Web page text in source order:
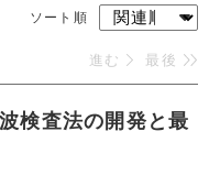
ソート順
進む 最後
検査法の開発と最